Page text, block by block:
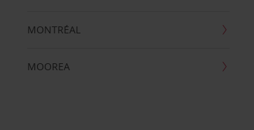
MONTRÉAL
MOOREA